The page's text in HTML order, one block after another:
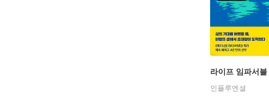
라이프 임파서블
인플루엔셜